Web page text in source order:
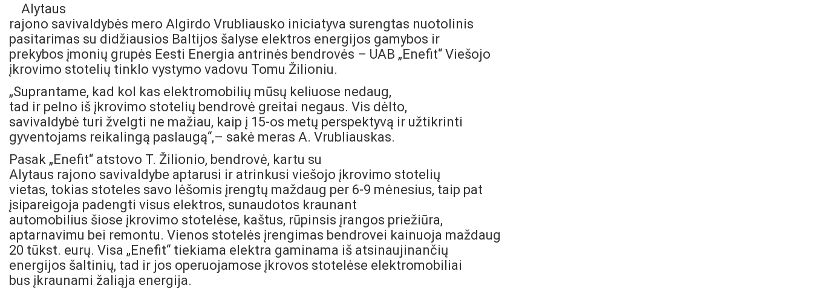
Alytaus
rajono savivaldybės mero Algirdo Vrubliausko iniciatyva surengtas nuotolinis
pasitarimas su didžiausios Baltijos šalyse elektros energijos gamybos ir
prekybos įmonių grupės Eesti Energia antrinės bendrovės – UAB „Enefit“ Viešojo
įkrovimo stotelių tinklo vystymo vadovu Tomu Žilioniu.
„Suprantame, kad kol kas elektromobilių mūsų keliuose nedaug,
tad ir pelno iš įkrovimo stotelių bendrovė greitai negaus. Vis dėlto,
savivaldybė turi žvelgti ne mažiau, kaip į 15-os metų perspektyvą ir užtikrinti
gyventojams reikalingą paslaugą“,– sakė meras A. Vrubliauskas.
Pasak „Enefit“ atstovo T. Žilionio, bendrovė, kartu su
Alytaus rajono savivaldybe aptarusi ir atrinkusi viešojo įkrovimo stotelių
vietas, tokias stoteles savo lėšomis įrengtų maždaug per 6-9 mėnesius, taip pat
įsipareigoja padengti visus elektros, sunaudotos kraunant
automobilius šiose įkrovimo stotelėse, kaštus, rūpinsis įrangos priežiūra,
aptarnavimu bei remontu. Vienos stotelės įrengimas bendrovei kainuoja maždaug
20 tūkst. eurų. Visa „Enefit“ tiekiama elektra gaminama iš atsinaujinančių
energijos šaltinių, tad ir jos operuojamose įkrovos stotelėse elektromobiliai
bus įkraunami žaliąja energija.